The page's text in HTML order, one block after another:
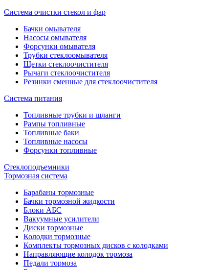
Система очистки стекол и фар
Бачки омывателя
Насосы омывателя
Форсунки омывателя
Трубки стеклоомывателя
Щетки стеклоочистителя
Рычаги стеклоочистителя
Резинки сменные для стеклоочистителя
Система питания
Топливные трубки и шланги
Рампы топливные
Топливные баки
Топливные насосы
Форсунки топливные
Стеклоподъемники
Тормозная система
Барабаны тормозные
Бачки тормозной жидкости
Блоки АБС
Вакуумные усилители
Диски тормозные
Колодки тормозные
Комплекты тормозных дисков с колодками
Направляющие колодок тормоза
Педали тормоза